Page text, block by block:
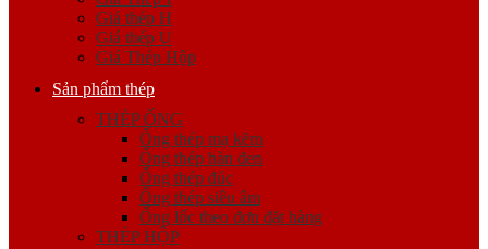
Giá thép H
Giá thép U
Giá Thép Hộp
Sản phẩm thép
THÉP ỐNG
Ống thép mạ kẽm
Ống thép hàn đen
Ống thép đúc
Ống thép siêu âm
Ống lốc theo đơn đặt hàng
THÉP HỘP